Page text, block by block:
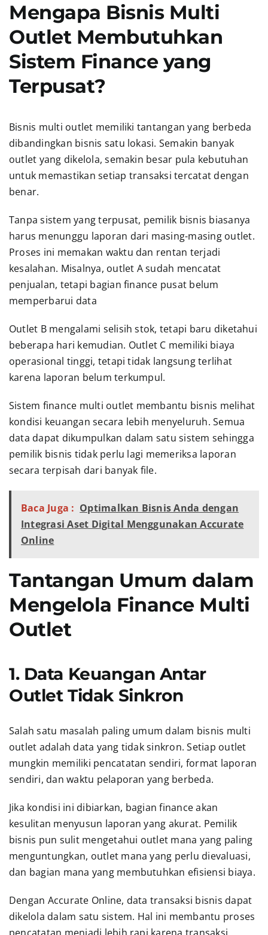
Mengapa Bisnis Multi
Outlet Membutuhkan
Sistem Finance yang
Terpusat?
Bisnis multi outlet memiliki tantangan yang berbeda
dibandingkan bisnis satu lokasi. Semakin banyak
outlet yang dikelola, semakin besar pula kebutuhan
untuk memastikan setiap transaksi tercatat dengan
benar.
Tanpa sistem yang terpusat, pemilik bisnis biasanya
harus menunggu laporan dari masing-masing outlet.
Proses ini memakan waktu dan rentan terjadi
kesalahan. Misalnya, outlet A sudah mencatat
penjualan, tetapi bagian finance pusat belum
memperbarui data
Outlet B mengalami selisih stok, tetapi baru diketahui
beberapa hari kemudian. Outlet C memiliki biaya
operasional tinggi, tetapi tidak langsung terlihat
karena laporan belum terkumpul.
Sistem finance multi outlet membantu bisnis melihat
kondisi keuangan secara lebih menyeluruh. Semua
data dapat dikumpulkan dalam satu sistem sehingga
pemilik bisnis tidak perlu lagi memeriksa laporan
secara terpisah dari banyak file.
Baca Juga : Optimalkan Bisnis Anda dengan
Integrasi Aset Digital Menggunakan Accurate
Online
Tantangan Umum dalam
Mengelola Finance Multi
Outlet
1. Data Keuangan Antar
Outlet Tidak Sinkron
Salah satu masalah paling umum dalam bisnis multi
outlet adalah data yang tidak sinkron. Setiap outlet
mungkin memiliki pencatatan sendiri, format laporan
sendiri, dan waktu pelaporan yang berbeda.
Jika kondisi ini dibiarkan, bagian finance akan
kesulitan menyusun laporan yang akurat. Pemilik
bisnis pun sulit mengetahui outlet mana yang paling
menguntungkan, outlet mana yang perlu dievaluasi,
dan bagian mana yang membutuhkan efisiensi biaya.
Dengan Accurate Online, data transaksi bisnis dapat
dikelola dalam satu sistem. Hal ini membantu proses